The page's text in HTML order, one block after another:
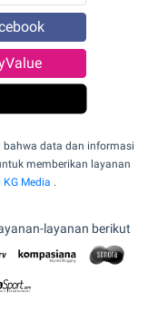
bahwa data dan informasi
memberikan layanan
Media .
layanan berikut